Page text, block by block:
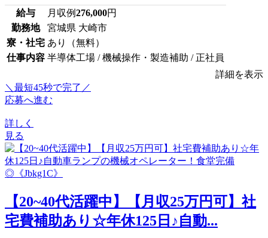
給与 月収例276,000円
勤務地
宮城県 大崎市
寮・社宅 あり（無料）
仕事内容 半導体工場 / 機械操作・製造補助 / 正社員
詳細を表示
＼最短45秒で完了／
応募へ進む
詳しく
見る
【20~40代活躍中】【月収25万円可】社
宅費補助あり☆年休125日♪自動...